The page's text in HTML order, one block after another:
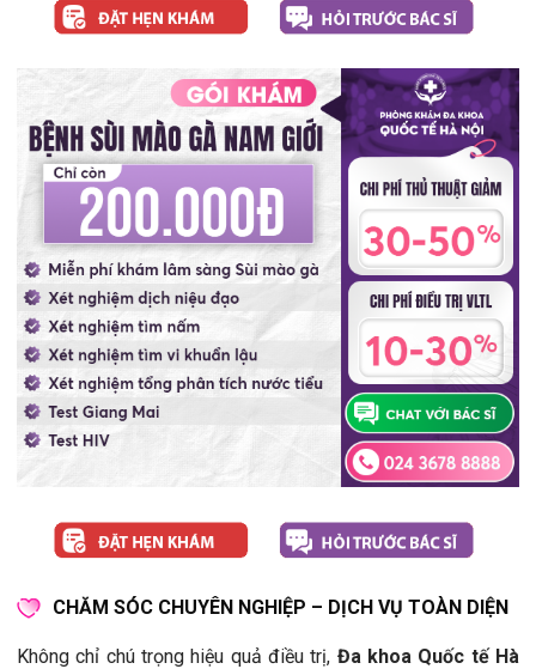
CHĂM SÓC CHUYÊN NGHIỆP – DỊCH VỤ TOÀN DIỆN
Không chỉ chú trọng hiệu quả điều trị, Đa khoa Quốc tế Hà